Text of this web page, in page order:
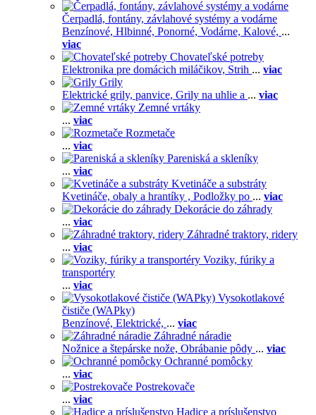
Čerpadlá, fontány, závlahové systémy a vodárne
Benzínové, Hlbinné, Ponorné, Vodárne, Kalové, ...
viac
Chovateľské potreby
Elektronika pre domácich miláčikov, Strih ... viac
Grily
Elektrické grily, panvice, Grily na uhlie a ... viac
Zemné vrtáky
... viac
Rozmetače
... viac
Pareniská a skleníky
... viac
Kvetináče a substráty
Kvetináče, obaly a hrantíky , Podložky po ... viac
Dekorácie do záhrady
... viac
Záhradné traktory, ridery
... viac
Voziky, fúriky a
transportéry
... viac
Vysokotlakové
čističe (WAPky)
Benzínové, Elektrické, ... viac
Záhradné náradie
Nožnice a štepárske nože, Obrábanie pôdy ... viac
Ochranné pomôcky
... viac
Postrekovače
... viac
Hadice a príslušenstvo